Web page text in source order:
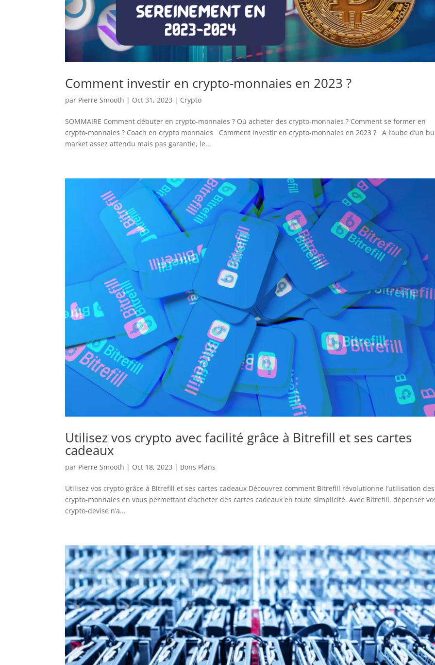
Comment investir en crypto-monnaies en 2023 ?
par Pierre Smooth | Oct 31, 2023 | Crypto
SOMMAIRE Comment débuter en crypto-monnaies ? Où acheter des crypto-monnaies ? Comment se former en
crypto-monnaies ? Coach en crypto monnaies Comment investir en crypto-monnaies en 2023 ? A l’aube d’un
market assez attendu mais pas garantie, le...
Utilisez vos crypto avec facilité grâce à Bitrefill et ses cartes
cadeaux
par Pierre Smooth | Oct 18, 2023 | Bons Plans
Utilisez vos crypto grâce à Bitrefill et ses cartes cadeaux Découvrez comment Bitrefill révolutionne l’utilisation des
crypto-monnaies en vous permettant d’acheter des cartes cadeaux en toute simplicité. Avec Bitrefill, dépenser
crypto-devise n’a...